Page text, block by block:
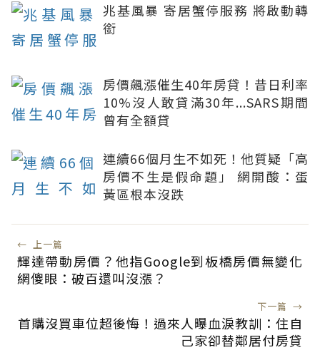
兆基風暴 寄居蟹停服務 將啟動轉
銜
房價飆漲催生40年房貸！昔日利率
10%沒人敢貸滿30年...SARS期間
曾有全額貸
連續66個月生不如死！他質疑「高
房價不生是假命題」 網開酸：蛋
黃區根本沒跌
← 上一篇
輝達帶動房價？他指Google到板橋房價無變化
網傻眼：破百還叫沒漲？
下一篇 →
首購沒買車位超後悔！過來人曝血淚教訓：住自
己家卻替鄰居付房貸